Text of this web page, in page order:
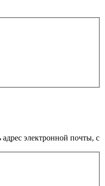
электронной почты, с